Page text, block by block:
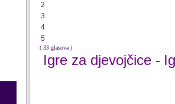
2
3
4
5
( 33 glasova )
Igre za djevojčice -